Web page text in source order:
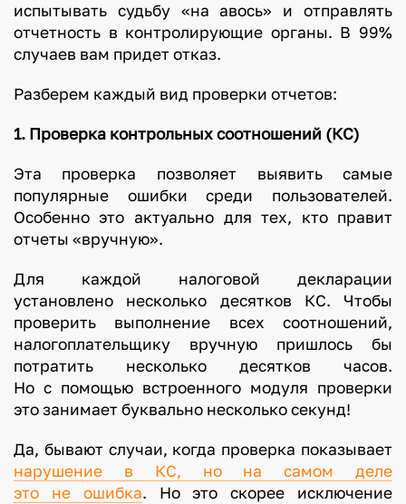
испытывать судьбу «на авось» и отправлять
отчетность в контролирующие органы. В 99%
случаев вам придет отказ.
Разберем каждый вид проверки отчетов:
1. Проверка контрольных соотношений (КС)
Эта проверка позволяет выявить самые
популярные ошибки среди пользователей.
Особенно это актуально для тех, кто правит
отчеты «вручную».
Для каждой налоговой декларации
установлено несколько десятков КС. Чтобы
проверить выполнение всех соотношений,
налогоплательщику вручную пришлось бы
потратить несколько десятков часов.
Но с помощью встроенного модуля проверки
это занимает буквально несколько секунд!
Да, бывают случаи, когда проверка показывает
нарушение в КС, но на самом деле
это не ошибка. Но это скорее исключение